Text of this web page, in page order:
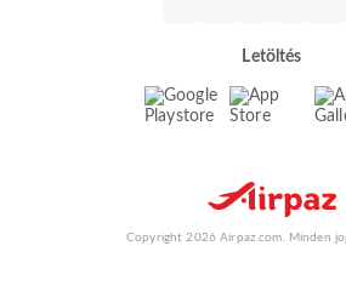
Letöltés
Copyright 2026 Airpaz.com. Minden